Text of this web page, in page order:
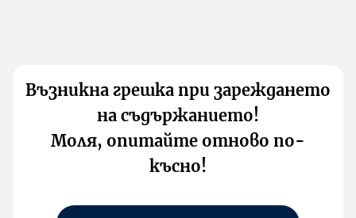
Възникна грешка при зареждането
на съдържанието!
Моля, опитайте отново по-
късно!